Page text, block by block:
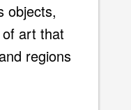
objects,
art that
regions